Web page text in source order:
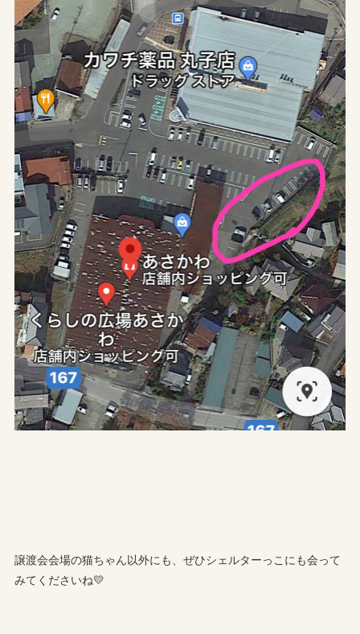
譲渡会会場の猫ちゃん以外にも、ぜひシェルターっこにも会って
みてくださいね💛